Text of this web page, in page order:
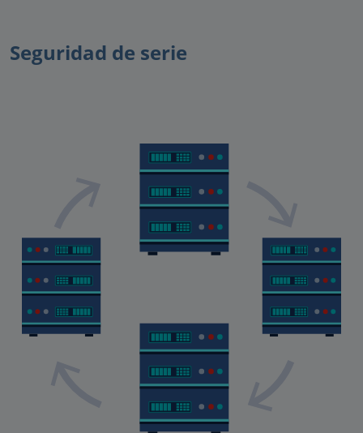
Seguridad de serie